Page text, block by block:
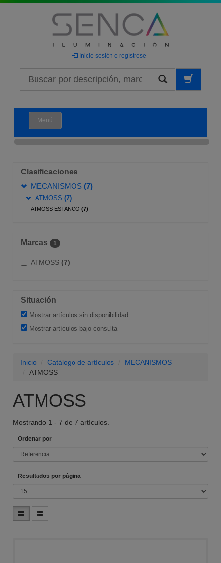
Inicie sesión o regístrese
Buscar
Menú
Clasificaciones
MECANISMOS(7)
ATMOSS(7)
ATMOSS ESTANCO(7)
Marcas 1
ATMOSS (7)
Situación
Mostrar artículos sin disponibilidad
Mostrar artículos bajo consulta
Inicio Catálogo de artículos
MECANISMOS
ATMOSS
ATMOSS
Mostrando 1 - 7 de 7 artículos.
Ordenar por
Resultados por página